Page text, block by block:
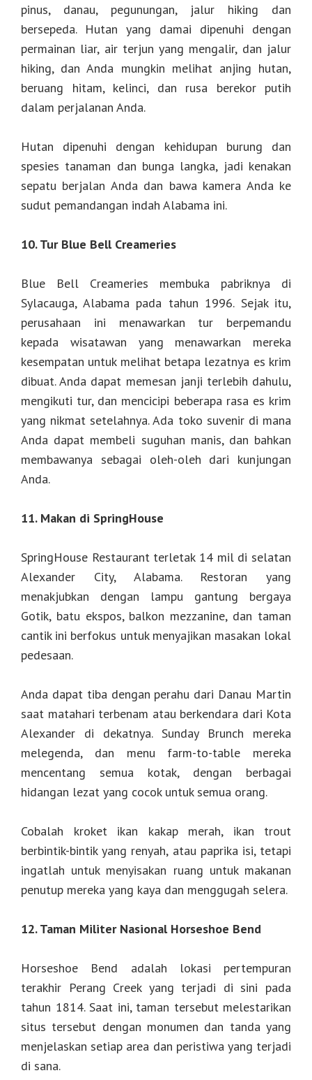
pinus, danau, pegunungan, jalur hiking dan
bersepeda. Hutan yang damai dipenuhi dengan
permainan liar, air terjun yang mengalir, dan jalur
hiking, dan Anda mungkin melihat anjing hutan,
beruang hitam, kelinci, dan rusa berekor putih
dalam perjalanan Anda.
Hutan dipenuhi dengan kehidupan burung dan
spesies tanaman dan bunga langka, jadi kenakan
sepatu berjalan Anda dan bawa kamera Anda ke
sudut pemandangan indah Alabama ini.
10. Tur Blue Bell Creameries
Blue Bell Creameries membuka pabriknya di
Sylacauga, Alabama pada tahun 1996. Sejak itu,
perusahaan ini menawarkan tur berpemandu
kepada wisatawan yang menawarkan mereka
kesempatan untuk melihat betapa lezatnya es krim
dibuat. Anda dapat memesan janji terlebih dahulu,
mengikuti tur, dan mencicipi beberapa rasa es krim
yang nikmat setelahnya. Ada toko suvenir di mana
Anda dapat membeli suguhan manis, dan bahkan
membawanya sebagai oleh-oleh dari kunjungan
Anda.
11. Makan di SpringHouse
SpringHouse Restaurant terletak 14 mil di selatan
Alexander City, Alabama. Restoran yang
menakjubkan dengan lampu gantung bergaya
Gotik, batu ekspos, balkon mezzanine, dan taman
cantik ini berfokus untuk menyajikan masakan lokal
pedesaan.
Anda dapat tiba dengan perahu dari Danau Martin
saat matahari terbenam atau berkendara dari Kota
Alexander di dekatnya. Sunday Brunch mereka
melegenda, dan menu farm-to-table mereka
mencentang semua kotak, dengan berbagai
hidangan lezat yang cocok untuk semua orang.
Cobalah kroket ikan kakap merah, ikan trout
berbintik-bintik yang renyah, atau paprika isi, tetapi
ingatlah untuk menyisakan ruang untuk makanan
penutup mereka yang kaya dan menggugah selera.
12. Taman Militer Nasional Horseshoe Bend
Horseshoe Bend adalah lokasi pertempuran
terakhir Perang Creek yang terjadi di sini pada
tahun 1814. Saat ini, taman tersebut melestarikan
situs tersebut dengan monumen dan tanda yang
menjelaskan setiap area dan peristiwa yang terjadi
di sana.